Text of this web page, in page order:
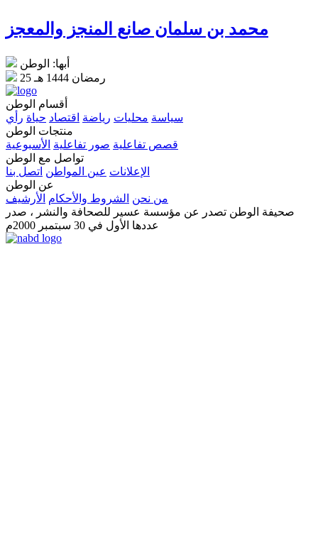
محمد بن سلمان صانع المنجز والمعجز
أبها: الوطن
25 رمضان 1444 هـ
أقسام الوطن
سياسة محليات رياضة اقتصاد حياة رأي
منتجات الوطن
قصص تفاعلية صور تفاعلية الأسبوعية
تواصل مع الوطن
الإعلانات عين المواطن اتصل بنا
عن الوطن
من نحن الشروط والأحكام الأرشيف
صحيفة الوطن تصدر عن مؤسسة عسير للصحافة والنشر ، صدر
عددها الأول في 30 سبتمبر 2000م